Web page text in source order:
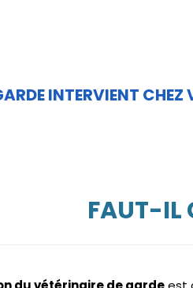
INTERVIENT CHEZ
FAUT-IL